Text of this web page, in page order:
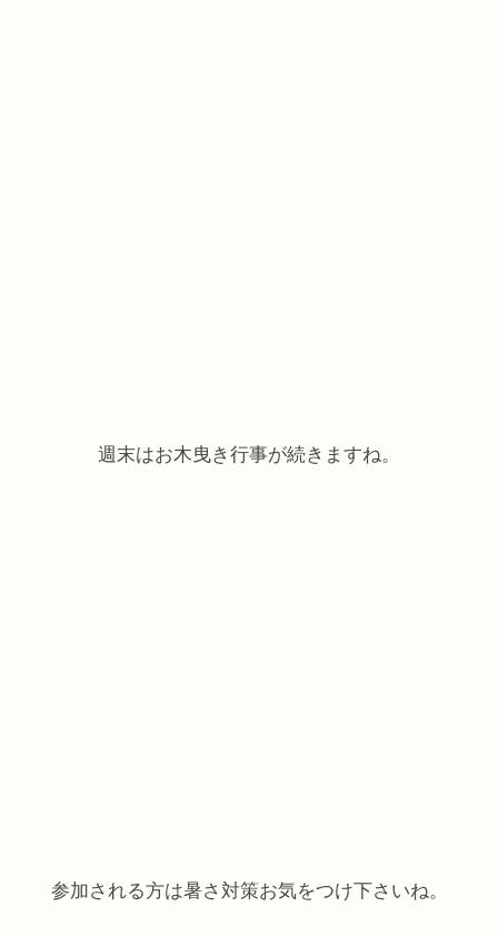
週末はお木曳き行事が続きますね。
参加される方は暑さ対策お気をつけ下さいね。